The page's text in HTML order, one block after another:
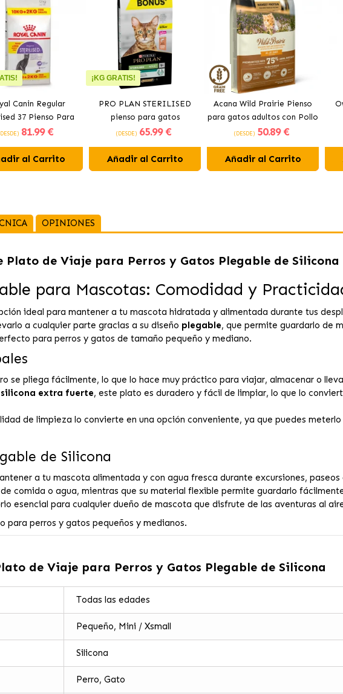
Canin Regular
37 Pienso Para
Adulto Esterilizado
81.99 €
al Carrito
¡KG GRATIS!
PRO PLAN STERILISED
pienso para gatos
esterilizados con salmón
(DESDE) 65.99 €
Añadir al Carrito
Acana Wild Prairie Pienso
para gatos adultos con Pollo
y Pavo
(DESDE) 50.89 €
Añadir al Carrito
OPINIONES
Plato de Viaje para Perros y Gatos Plegable de Silicona
para Mascotas: Comodidad y
ideal para mantener a tu mascota hidratada y alimentada durante tus
a cualquier parte gracias a su diseño plegable, que permite guardarlo de
para perros y gatos de tamaño pequeño y mediano.
se pliega fácilmente, lo que lo hace muy práctico para viajar, almacenar o
silicona extra fuerte, este plato es duradero y fácil de limpiar, lo que lo
de limpieza lo convierte en una opción conveniente, ya que puedes
de Silicona
a tu mascota alimentada y con agua fresca durante excursiones, paseos
comida o agua, mientras que su material flexible permite guardarlo
esencial para cualquier dueño de mascota que disfrute de las aventuras al
para perros y gatos pequeños y medianos.
de Viaje para Perros y Gatos Plegable de Silicona
Todas las edades
Pequeño, Mini / Xsmall
Silicona
Perro, Gato